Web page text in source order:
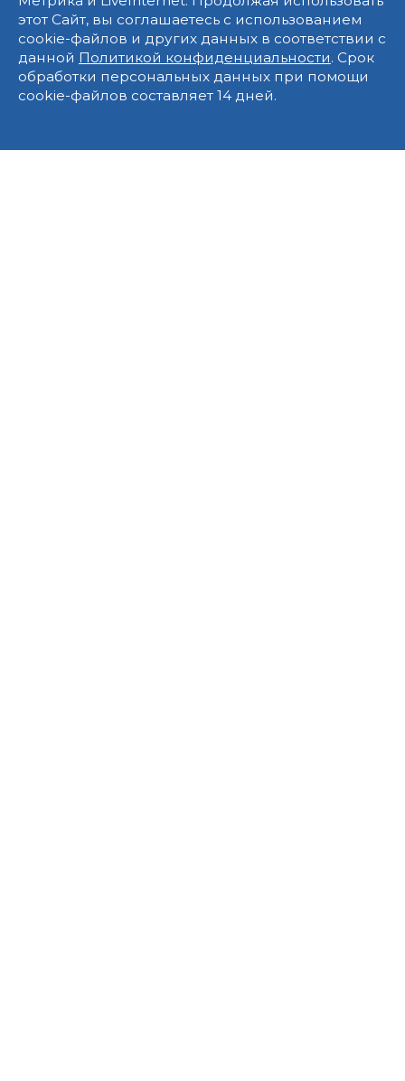
этот Сайт, вы соглашаетесь с использованием
cookie-файлов и других данных в соответствии с
данной Политикой конфиденциальности. Срок
обработки персональных данных при помощи
cookie-файлов составляет 14 дней.